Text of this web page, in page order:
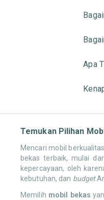
Apa
Temukan Pilihan
Mencari mobil
bekas terbaik, mulai
kepercayaan, oleh
kebutuhan, dan budget
Memilih mobil bekas